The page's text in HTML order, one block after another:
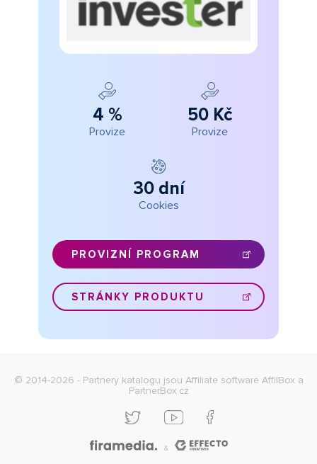
4 %
Provize
50 Kč
Provize
30 dní
Cookies
PROVIZNÍ PROGRAM
STRÁNKY PRODUKTU
© 2014-2026 - Partnery katalogu jsou Affiliate software AffilBox a
PartnerBox.cz
&